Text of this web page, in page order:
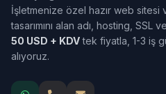
İşletmenize özel hazır web sitesi
tasarımını alan adı, hosting, SSL
50 USD + KDVtek fiyatla, 1-3 iş
alıyoruz.